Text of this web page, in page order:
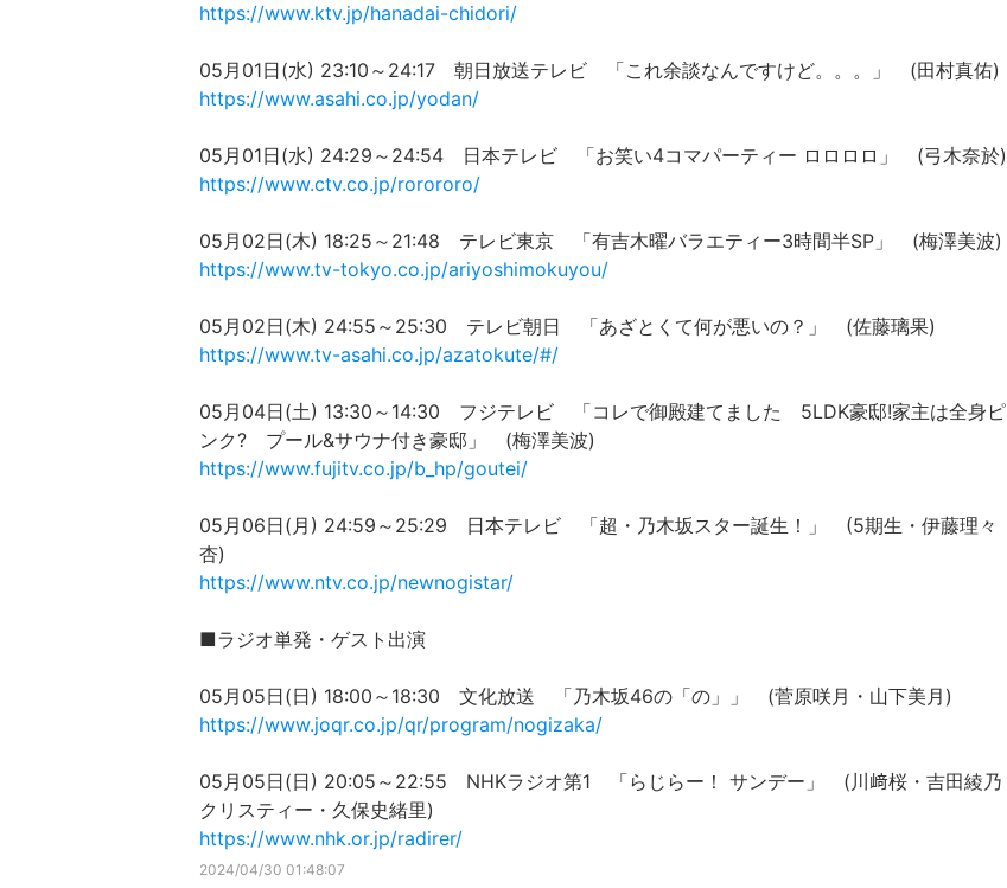
https://www.ktv.jp/hanadai-chidori/
05月01日(水) 23:10～24:17 朝日放送テレビ 「これ余談なんですけど。。。」 (田村真佑)
https://www.asahi.co.jp/yodan/
05月01日(水) 24:29～24:54 日本テレビ 「お笑い4コマパーティー ロロロロ」 (弓木奈於)
https://www.ctv.co.jp/rorororo/
05月02日(木) 18:25～21:48 テレビ東京 「有吉木曜バラエティー3時間半SP」 (梅澤美波)
https://www.tv-tokyo.co.jp/ariyoshimokuyou/
05月02日(木) 24:55～25:30 テレビ朝日 「あざとくて何が悪いの？」 (佐藤璃果)
https://www.tv-asahi.co.jp/azatokute/#/
05月04日(土) 13:30～14:30 フジテレビ 「コレで御殿建てました 5LDK豪邸!家主は全身ピ
ンク? プール&サウナ付き豪邸」 (梅澤美波)
https://www.fujitv.co.jp/b_hp/goutei/
05月06日(月) 24:59～25:29 日本テレビ 「超・乃木坂スター誕生！」 (5期生・伊藤理々
杏)
https://www.ntv.co.jp/newnogistar/
■ラジオ単発・ゲスト出演
05月05日(日) 18:00～18:30 文化放送 「乃木坂46の「の」」 (菅原咲月・山下美月)
https://www.joqr.co.jp/qr/program/nogizaka/
05月05日(日) 20:05～22:55 NHKラジオ第1 「らじらー！ サンデー」 (川﨑桜・吉田綾乃
クリスティー・久保史緒里)
https://www.nhk.or.jp/radirer/
2024/04/30 01:48:07